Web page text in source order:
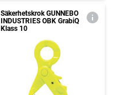
Säkerhetskrok GUNNEBO
INDUSTRIES OBK GrabiQ
Klass 10